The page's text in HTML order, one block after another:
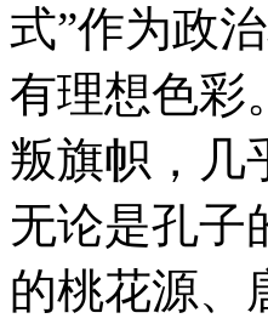
式”作为政
有理想色彩
叛旗帜，几
无论是孔子
的桃花源、